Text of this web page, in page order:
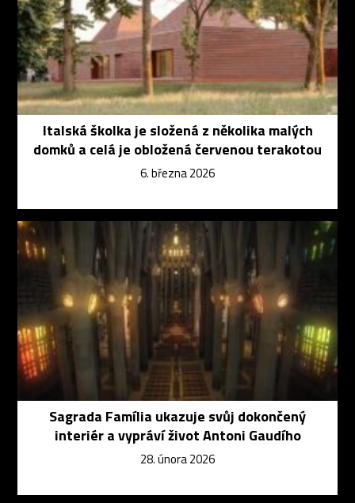
Italská školka je složená z několika malých
domků a celá je obložená červenou terakotou
6. března 2026
Sagrada Família ukazuje svůj dokončený
interiér a vypráví život Antoni Gaudího
28. února 2026